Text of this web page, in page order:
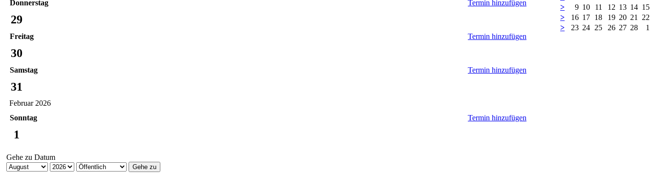
Donnerstag Termin hinzufügen
29
Freitag Termin hinzufügen
30
Samstag Termin hinzufügen
31
Februar 2026
Sonntag
Termin hinzufügen
1
>
9 10 11 12 13 14 15
>
16 17 18 19 20 21
22
>
23 24 25 26 27 28 1
Gehe zu Datum